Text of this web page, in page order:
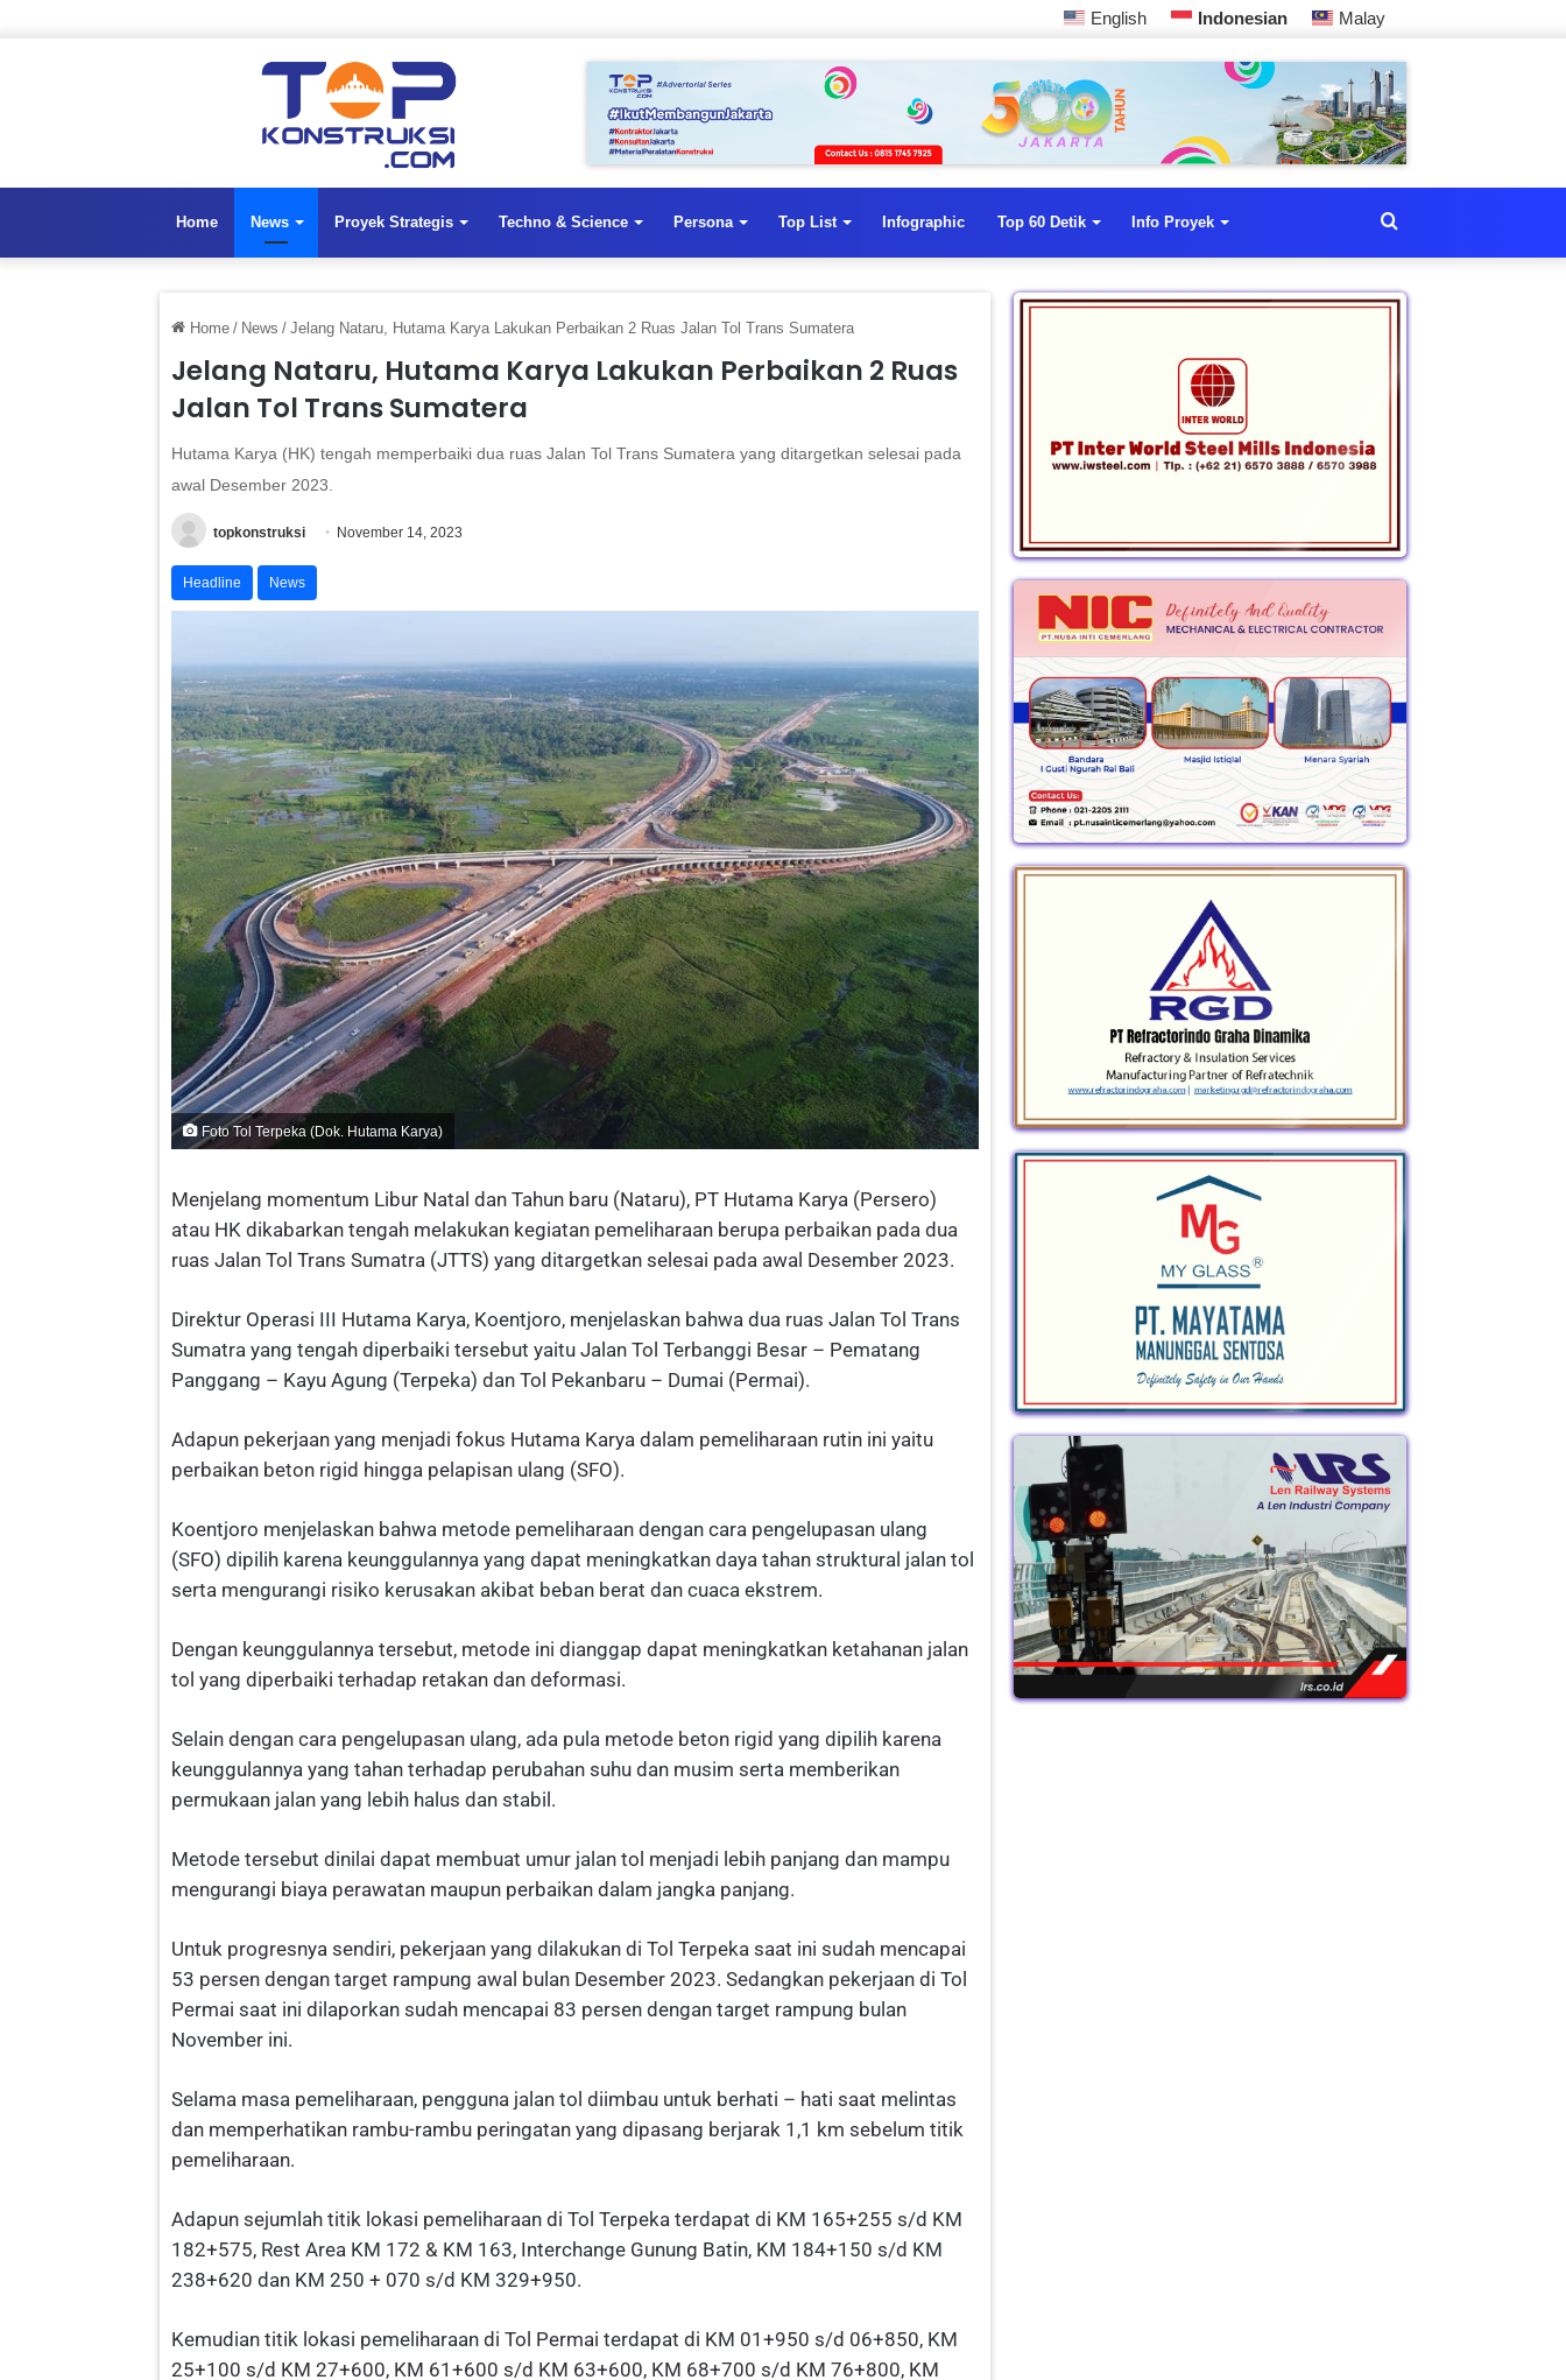
English Indonesian Malay
Home News Proyek Strategis Techno & Science Persona Top List Infographic Top 60 Detik Info Proyek
Home / News / Jelang Nataru, Hutama Karya Lakukan Perbaikan 2 Ruas Jalan Tol Trans Sumatera
Jelang Nataru, Hutama Karya Lakukan Perbaikan 2 Ruas
Jalan Tol Trans Sumatera
Hutama Karya (HK) tengah memperbaiki dua ruas Jalan Tol Trans Sumatera yang ditargetkan selesai pada
awal Desember 2023.
topkonstruksi November 14, 2023
Headline News
Foto Tol Terpeka (Dok. Hutama Karya)
Menjelang momentum Libur Natal dan Tahun baru (Nataru), PT Hutama Karya (Persero)
atau HK dikabarkan tengah melakukan kegiatan pemeliharaan berupa perbaikan pada dua
ruas Jalan Tol Trans Sumatra (JTTS) yang ditargetkan selesai pada awal Desember 2023.
Direktur Operasi III Hutama Karya, Koentjoro, menjelaskan bahwa dua ruas Jalan Tol Trans
Sumatra yang tengah diperbaiki tersebut yaitu Jalan Tol Terbanggi Besar – Pematang
Panggang – Kayu Agung (Terpeka) dan Tol Pekanbaru – Dumai (Permai).
Adapun pekerjaan yang menjadi fokus Hutama Karya dalam pemeliharaan rutin ini yaitu
perbaikan beton rigid hingga pelapisan ulang (SFO).
Koentjoro menjelaskan bahwa metode pemeliharaan dengan cara pengelupasan ulang
(SFO) dipilih karena keunggulannya yang dapat meningkatkan daya tahan struktural jalan tol
serta mengurangi risiko kerusakan akibat beban berat dan cuaca ekstrem.
Dengan keunggulannya tersebut, metode ini dianggap dapat meningkatkan ketahanan jalan
tol yang diperbaiki terhadap retakan dan deformasi.
Selain dengan cara pengelupasan ulang, ada pula metode beton rigid yang dipilih karena
keunggulannya yang tahan terhadap perubahan suhu dan musim serta memberikan
permukaan jalan yang lebih halus dan stabil.
Metode tersebut dinilai dapat membuat umur jalan tol menjadi lebih panjang dan mampu
mengurangi biaya perawatan maupun perbaikan dalam jangka panjang.
Untuk progresnya sendiri, pekerjaan yang dilakukan di Tol Terpeka saat ini sudah mencapai
53 persen dengan target rampung awal bulan Desember 2023. Sedangkan pekerjaan di Tol
Permai saat ini dilaporkan sudah mencapai 83 persen dengan target rampung bulan
November ini.
Selama masa pemeliharaan, pengguna jalan tol diimbau untuk berhati – hati saat melintas
dan memperhatikan rambu-rambu peringatan yang dipasang berjarak 1,1 km sebelum titik
pemeliharaan.
Adapun sejumlah titik lokasi pemeliharaan di Tol Terpeka terdapat di KM 165+255 s/d KM
182+575, Rest Area KM 172 & KM 163, Interchange Gunung Batin, KM 184+150 s/d KM
238+620 dan KM 250 + 070 s/d KM 329+950.
Kemudian titik lokasi pemeliharaan di Tol Permai terdapat di KM 01+950 s/d 06+850, KM
25+100 s/d KM 27+600, KM 61+600 s/d KM 63+600, KM 68+700 s/d KM 76+800, KM